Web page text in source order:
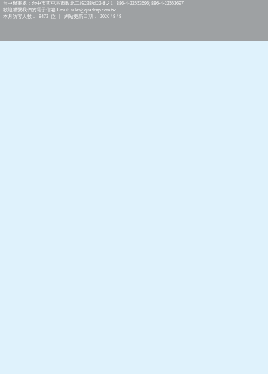
台中辦事處：台中市西屯區市政北二路238號22樓之1 886-4-22553696; 886-4-22553697
歡迎聯繫我們的電子信箱 Email: sales@quadrep.com.tw
本月訪客人數： 8473 位 | 網站更新日期： 2026 / 8 / 8